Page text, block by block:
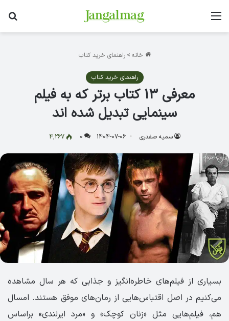
منو
خانه > راهنمای خرید کتاب
راهنمای خرید کتاب
معرفی 13 کتاب برتر که به فیلم
سینمایی تبدیل شده اند
سمیه صفدری 1404-07-06
0
4,267
بسیاری از فیلم‌های خاطره‌انگیز و جذابی که هر سال مشاهده
می‌کنیم در اصل اقتباس‌هایی از رمان‌های موفق هستند. امسال
هم، فیلم‌هایی مثل «زنان کوچک» و «مرد ایرلندی» براساس